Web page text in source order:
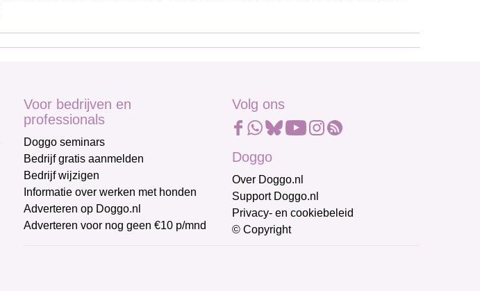
Voor bedrijven en
professionals
Doggo seminars
Bedrijf gratis aanmelden
Bedrijf wijzigen
Informatie over werken met honden
Adverteren op Doggo.nl
Adverteren voor nog geen €10 p/mnd
Volg ons
Doggo
Over Doggo.nl
Support Doggo.nl
Privacy- en cookiebeleid
© Copyright